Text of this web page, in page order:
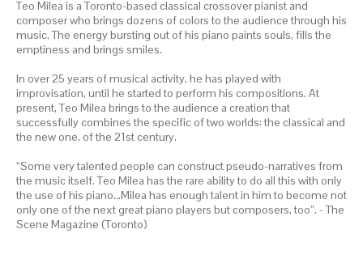
Teo Milea is a Toronto-based classical crossover pianist and
composer who brings dozens of colors to the audience through his
music. The energy bursting out of his piano paints souls, fills the
emptiness and brings smiles.
In over 25 years of musical activity, he has played with
improvisation, until he started to perform his compositions. At
present, Teo Milea brings to the audience a creation that
successfully combines the specific of two worlds: the classical and
the new one, of the 21st century.
“Some very talented people can construct pseudo-narratives from
the music itself. Teo Milea has the rare ability to do all this with only
the use of his piano…Milea has enough talent in him to become not
only one of the next great piano players but composers, too”. - The
Scene Magazine (Toronto)